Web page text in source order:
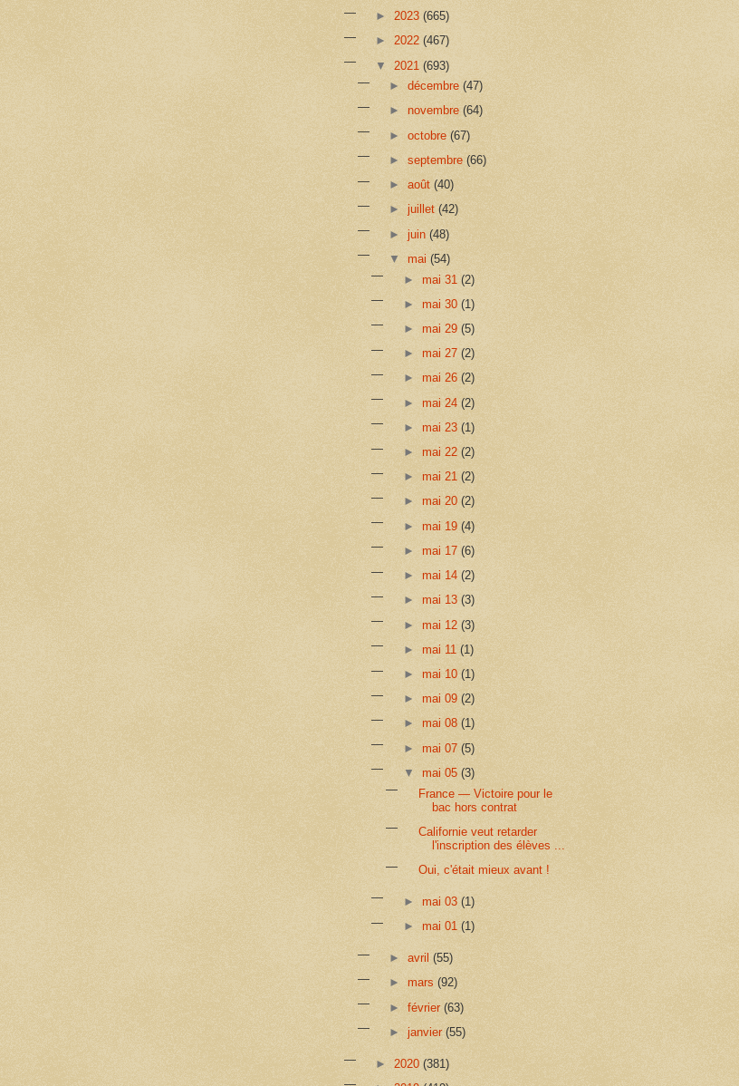
► 2023 (665)
► 2022 (467)
▼ 2021 (693)
►décembre(47)
►novembre(64)
►octobre(67)
►septembre(66)
►août(40)
►juillet(42)
►juin(48)
▼mai(54)
► mai 31 (2)
► mai 30 (1)
► mai 29 (5)
► mai 27 (2)
► mai 26 (2)
► mai 24 (2)
► mai 23 (1)
► mai 22 (2)
► mai 21 (2)
► mai 20 (2)
► mai 19 (4)
► mai 17 (6)
► mai 14 (2)
► mai 13 (3)
► mai 12 (3)
► mai 11 (1)
► mai 10 (1)
► mai 09 (2)
► mai 08 (1)
► mai 07 (5)
▼ mai 05 (3)
France — Victoire pour le
bac hors contrat
Californie veut retarder
l'inscription des élèves ...
Oui, c'était mieux avant !
► mai 03 (1)
► mai 01 (1)
►avril(55)
► mars(92)
►février(63)
►janvier(55)
► 2020 (381)